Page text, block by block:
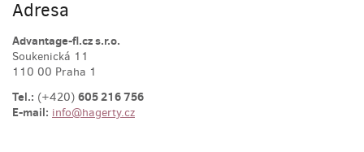
Adresa
Advantage-fl.cz s.r.o.
Soukenická 11
110 00 Praha 1
Tel.: (+420) 605 216 756
E-mail: info@hagerty.cz